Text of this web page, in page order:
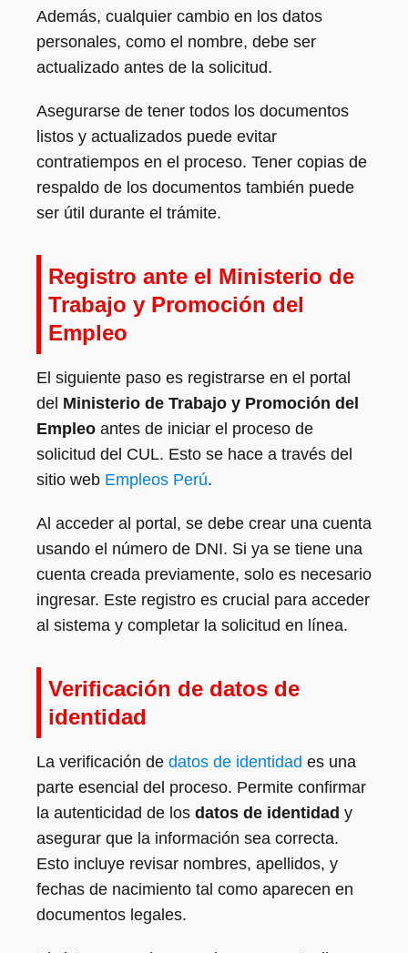
Además, cualquier cambio en los datos
personales, como el nombre, debe ser
actualizado antes de la solicitud.
Asegurarse de tener todos los documentos
listos y actualizados puede evitar
contratiempos en el proceso. Tener copias de
respaldo de los documentos también puede
ser útil durante el trámite.
Registro ante el Ministerio de
Trabajo y Promoción del
Empleo
El siguiente paso es registrarse en el portal
del Ministerio de Trabajo y Promoción del
Empleo antes de iniciar el proceso de
solicitud del CUL. Esto se hace a través del
sitio web Empleos Perú.
Al acceder al portal, se debe crear una cuenta
usando el número de DNI. Si ya se tiene una
cuenta creada previamente, solo es necesario
ingresar. Este registro es crucial para acceder
al sistema y completar la solicitud en línea.
Verificación de datos de
identidad
La verificación de datos de identidad es una
parte esencial del proceso. Permite confirmar
la autenticidad de los datos de identidad y
asegurar que la información sea correcta.
Esto incluye revisar nombres, apellidos, y
fechas de nacimiento tal como aparecen en
documentos legales.